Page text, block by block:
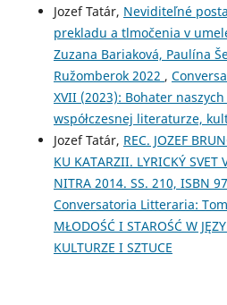
Jozef Tatár, Neviditeľné
prekladu a tlmočenia v
Zuzana Bariaková, Paulína
Ružomberok 2022 ,
XVII (2023): Bohater
współczesnej literaturze,
Jozef Tatár, REC. JOZEF
KU KATARZII. LYRICKÝ SVET
NITRA 2014. SS. 210, ISBN
Conversatoria Litteraria:
MŁODOŚĆ I STAROŚĆ W
KULTURZE I SZTUCE